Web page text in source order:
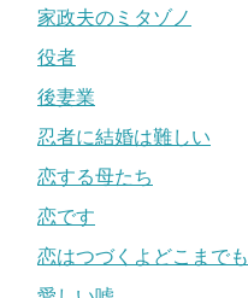
家政夫のミタゾノ
役者
後妻業
忍者に結婚は難しい
恋する母たち
恋です
恋はつづくよどこまでも